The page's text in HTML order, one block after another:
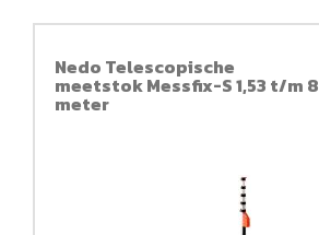
Nedo Telescopische
meetstok Messfix-S 1,53 t/m 8
meter